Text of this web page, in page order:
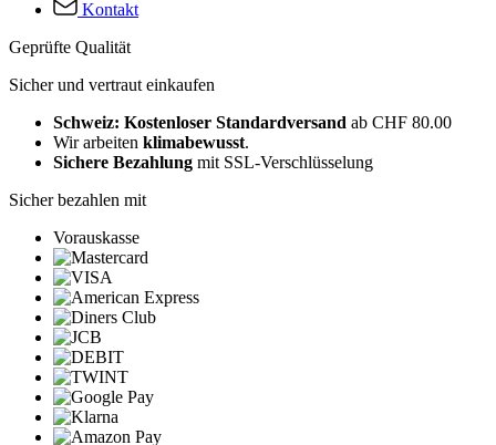
Kontakt
Geprüfte Qualität
Sicher und vertraut einkaufen
Schweiz: Kostenloser Standardversand ab CHF 80.00
Wir arbeiten klimabewusst.
Sichere Bezahlung mit SSL-Verschlüsselung
Sicher bezahlen mit
Vorauskasse